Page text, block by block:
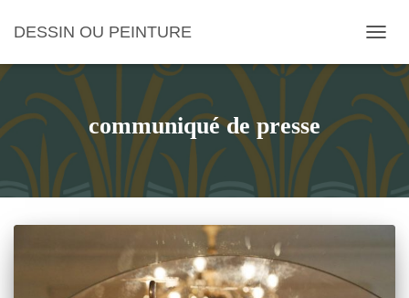
DESSIN OU PEINTURE
communiqué de presse